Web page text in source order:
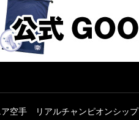
空手 リアルチャンピオンシップ